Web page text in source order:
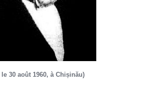
30 août 1960, à Chișinău)